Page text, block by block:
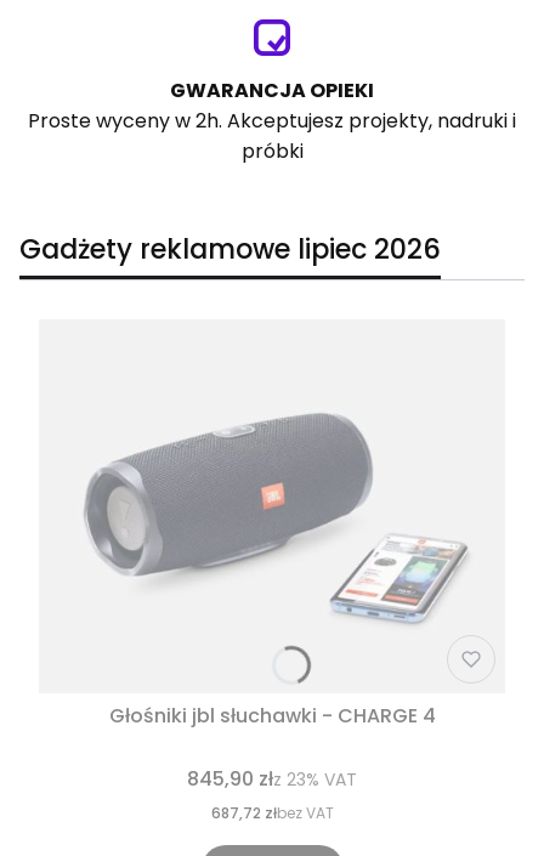
GWARANCJA OPIEKI
Proste wyceny w 2h. Akceptujesz projekty, nadruki i
próbki
Gadżety reklamowe lipiec 2026
Głośniki jbl słuchawki - CHARGE 4
845,90 złz 23% VAT
687,72 złbez VAT